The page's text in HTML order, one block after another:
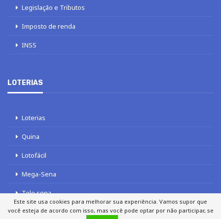
Legislação e Tributos
Imposto de renda
INSS
LOTERIAS
Loterias
Quina
Lotofácil
Mega-Sena
Tele sena
Este site usa cookies para melhorar sua experiência. Vamos supor que
você esteja de acordo com isso, mas você pode optar por não participar, se